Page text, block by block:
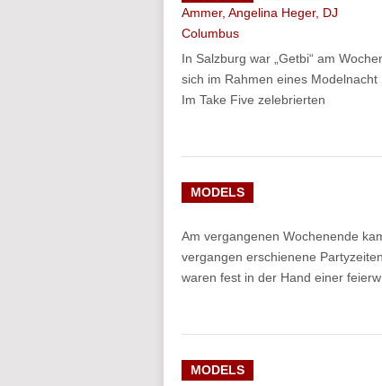
In Salzburg war „Getbi“ am
sich im Rahmen eines
Im Take Five zelebrierten
MODELS
Am vergangenen Wochenende
vergangen erschienene
waren fest in der Hand einer
MODELS